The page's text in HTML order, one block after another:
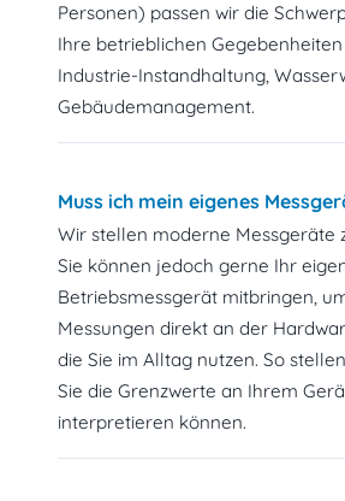
Personen) passen wir die
Ihre betrieblichen
Industrie-Instandhaltung,
Gebäudemanagement.
Muss ich mein eigenes
Wir stellen moderne Messgeräte
Sie können jedoch gerne Ihr
Betriebsmessgerät mitbringen,
Messungen direkt an der
die Sie im Alltag nutzen. So
Sie die Grenzwerte an Ihrem
interpretieren können.